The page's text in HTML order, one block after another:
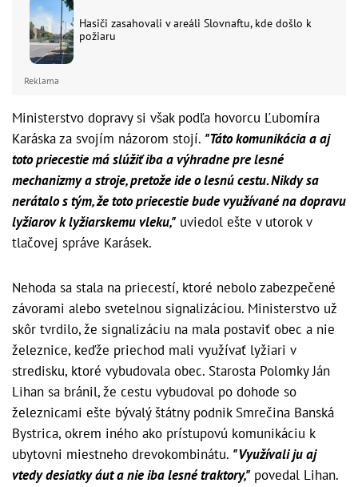
Hasiči zasahovali v areáli Slovnaftu, kde došlo k
požiaru
Reklama
Ministerstvo dopravy si však podľa hovorcu Ľubomíra
Karáska za svojím názorom stojí. "Táto komunikácia a aj
toto priecestie má slúžiť iba a výhradne pre lesné
mechanizmy a stroje, pretože ide o lesnú cestu. Nikdy sa
nerátalo s tým, že toto priecestie bude využívané na dopravu
lyžiarov k lyžiarskemu vleku," uviedol ešte v utorok v
tlačovej správe Karásek.
Nehoda sa stala na priecestí, ktoré nebolo zabezpečené
závorami alebo svetelnou signalizáciou. Ministerstvo už
skôr tvrdilo, že signalizáciu na mala postaviť obec a nie
železnice, keďže priechod mali využívať lyžiari v
stredisku, ktoré vybudovala obec. Starosta Polomky Ján
Lihan sa bránil, že cestu vybudoval po dohode so
železnicami ešte bývalý štátny podnik Smrečina Banská
Bystrica, okrem iného ako prístupovú komunikáciu k
ubytovni miestneho drevokombinátu. "Využívali ju aj
vtedy desiatky áut a nie iba lesné traktory," povedal Lihan.